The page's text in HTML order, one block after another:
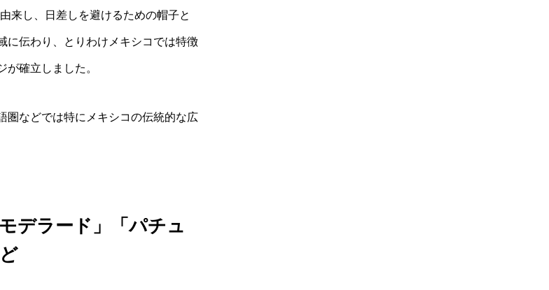
来し、日差しを避けるための帽子と
に伝わり、とりわけメキシコでは特徴
確立しました。
圏などでは特にメキシコの伝統的な広
デラード」「パチュ